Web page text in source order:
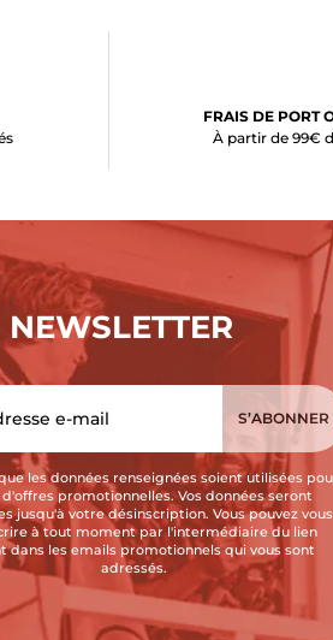
FRAIS DE PORT
À partir de 99€
NEWSLETTER
les données renseignées soient utilisées
d'offres promotionnelles. Vos données seront
jusqu'à votre désinscription. Vous pouvez vous
à tout moment par l'intermédiaire du lien
dans les emails promotionnels qui vous sont
adressés.